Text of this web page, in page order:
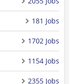
181 Jobs
1702 Jobs
1154 Jobs
2355 Jobs